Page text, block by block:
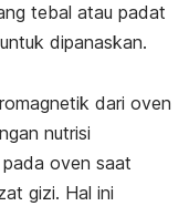
tebal atau padat
dipanaskan.
dari oven
nutrisi
pada oven saat
gizi. Hal ini